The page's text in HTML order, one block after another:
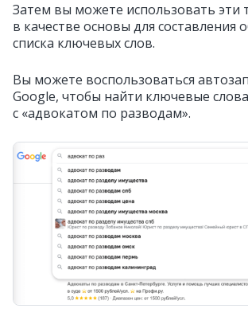
Затем вы можете использовать эти
в качестве основы для составления
списка ключевых слов.
Вы можете воспользоваться
Google, чтобы найти ключевые
с «адвокатом по разводам».